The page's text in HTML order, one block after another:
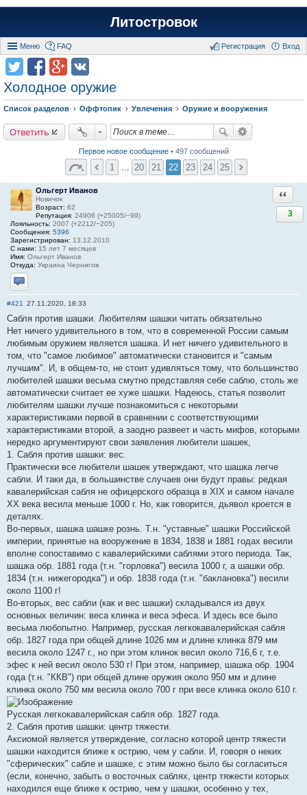
Литостровок
Меню FAQ Вход
Регистрация
Холодное оружие
Список разделов Оффтопик Увлечения Оружие и вооружения
Ответить
Первое новое сообщение• 497 сообщений
1 20 21 22 23 24 25
Ольгерт Иванов
Новичок
Возраст: 62
Репутация: 24906 (+25005/−99)
Лояльность: 2007 (+2212/−205)
Сообщения: 5396
Зарегистрирован: 13.12.2010
С нами: 15 лет 7 месяцев
Имя: Ольгерт Иванов
Откуда: Украина Чернигов
Отправить личное сообщение
3
#421 27.11.2020, 18:33
Сабля против шашки. Любителям шашки читать обязательно
Нет ничего удивительного в том, что в современной России самым
любимым оружием является шашка. И нет ничего удивительного в
том, что "самое любимое" автоматически становится и "самым
лучшим". И, в общем-то, не стоит удивляться тому, что большинство
любителей шашки весьма смутно представляя себе саблю, столь же
автоматически считает ее хуже шашки. Надеюсь, статья позволит
любителям шашки лучше познакомиться с некоторыми
характеристиками первой в сравнении с соответствующими
характеристиками второй, а заодно развеет и часть мифов, которыми
нередко аргументируют свои заявления любители шашек,
1. Сабля против шашки: вес.
Практически все любители шашек утверждают, что шашка легче
сабли. И таки да, в большинстве случаев они будут правы: редкая
кавалерийская сабля не офицерского образца в XIX и самом начале
ХХ века весила меньше 1000 г. Но, как говорится, дьявол кроется в
деталях.
Во-первых, шашка шашке рознь. Т.н. "уставные" шашки Российской
империи, принятые на вооружение в 1834, 1838 и 1881 годах весили
вполне сопоставимо с кавалерийскими саблями этого периода. Так,
шашка обр. 1881 года (т.н. "горловка") весила 1000 г, а шашки обр.
1834 (т.н. нижегородка") и обр. 1838 года (т.н. "баклановка") весили
около 1100 г!
Во-вторых, вес сабли (как и вес шашки) складывался из двух
основных величин: веса клинка и веса эфеса. И здесь все было
весьма любопытно. Например, русская легкокавалерийская сабля
обр. 1827 года при общей длине 1026 мм и длине клинка 879 мм
весила около 1247 г., но при этом клинок весил около 716,6 г, т.е.
эфес к ней весил около 530 г! При этом, например, шашка обр. 1904
года (т.н. "ККВ") при общей длине оружия около 950 мм и длине
клинка около 750 мм весила около 700 г при весе клинка около 610 г.
Русская легкокавалерийская сабля обр. 1827 года.
2. Сабля против шашки: центр тяжести.
Аксиомой является утверждение, согласно которой центр тяжести
шашки находится ближе к острию, чем у сабли. И, говоря о неких
"сферических" сабле и шашке, с этим можно было бы согласиться
(если, конечно, забыть о восточных саблях, центр тяжести которых
находился еще ближе к острию, чем у шашки, особенно у тех,